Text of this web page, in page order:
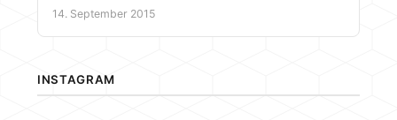
14. September 2015
INSTAGRAM